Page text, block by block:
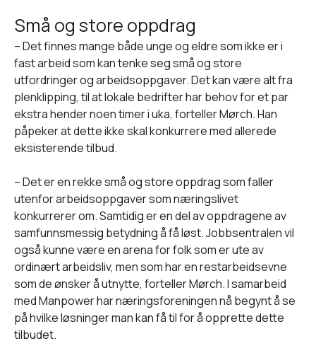
Små og store oppdrag
– Det finnes mange både unge og eldre som ikke er i
fast arbeid som kan tenke seg små og store
utfordringer og arbeidsoppgaver. Det kan være alt fra
plenklipping, til at lokale bedrifter har behov for et par
ekstra hender noen timer i uka, forteller Mørch. Han
påpeker at dette ikke skal konkurrere med allerede
eksisterende tilbud.
– Det er en rekke små og store oppdrag som faller
utenfor arbeidsoppgaver som næringslivet
konkurrerer om. Samtidig er en del av oppdragene av
samfunnsmessig betydning å få løst. Jobbsentralen vil
også kunne være en arena for folk som er ute av
ordinært arbeidsliv, men som har en restarbeidsevne
som de ønsker å utnytte, forteller Mørch. I samarbeid
med Manpower har næringsforeningen nå begynt å se
på hvilke løsninger man kan få til for å opprette dette
tilbudet.